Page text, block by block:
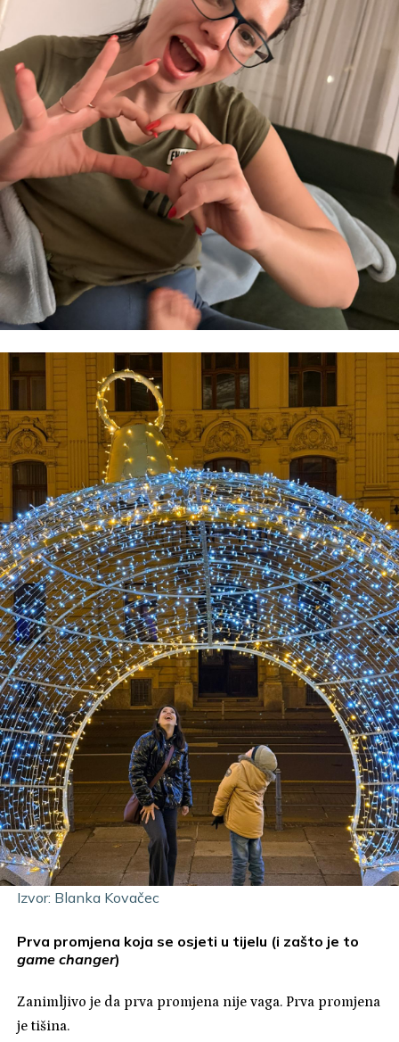
Izvor: Blanka Kovačec
Prva promjena koja se osjeti u tijelu (i zašto je to
game changer)
Zanimljivo je da prva promjena nije vaga. Prva promjena
je tišina.